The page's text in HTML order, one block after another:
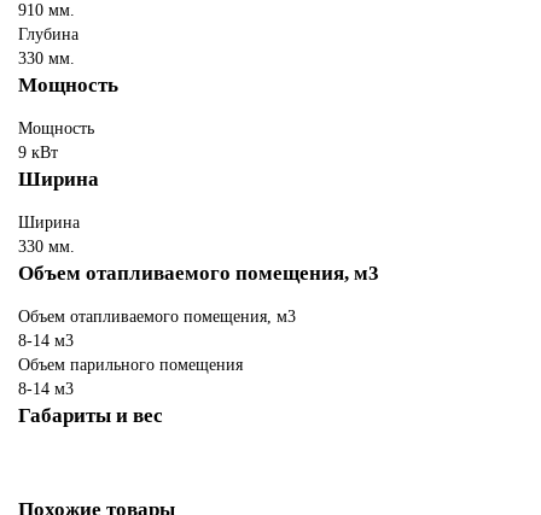
910 мм.
Глубина
330 мм.
Мощность
Мощность
9 кВт
Ширина
Ширина
330 мм.
Объем отапливаемого помещения, м3
Объем отапливаемого помещения, м3
8-14 м3
Объем парильного помещения
8-14 м3
Габариты и вес
Похожие товары